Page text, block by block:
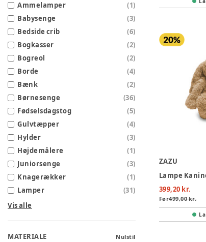
Ammelamper (1)
Babysenge
(3)
Bedside crib
(6)
Bogkasser
(2)
Bogreol
(2)
Borde
(4)
Bænk
(2)
Børnesenge
(36)
Fødselsdagstog
(5)
Gulvtæpper
(4)
Hylder
(3)
Højdemålere
(1)
Juniorsenge
(3)
Knagerækker
(1)
Lamper
(31)
Vis alle
MATERIALE Nulstil
ZAZU
Lampe
399,20 kr.
Før499,00 kr.